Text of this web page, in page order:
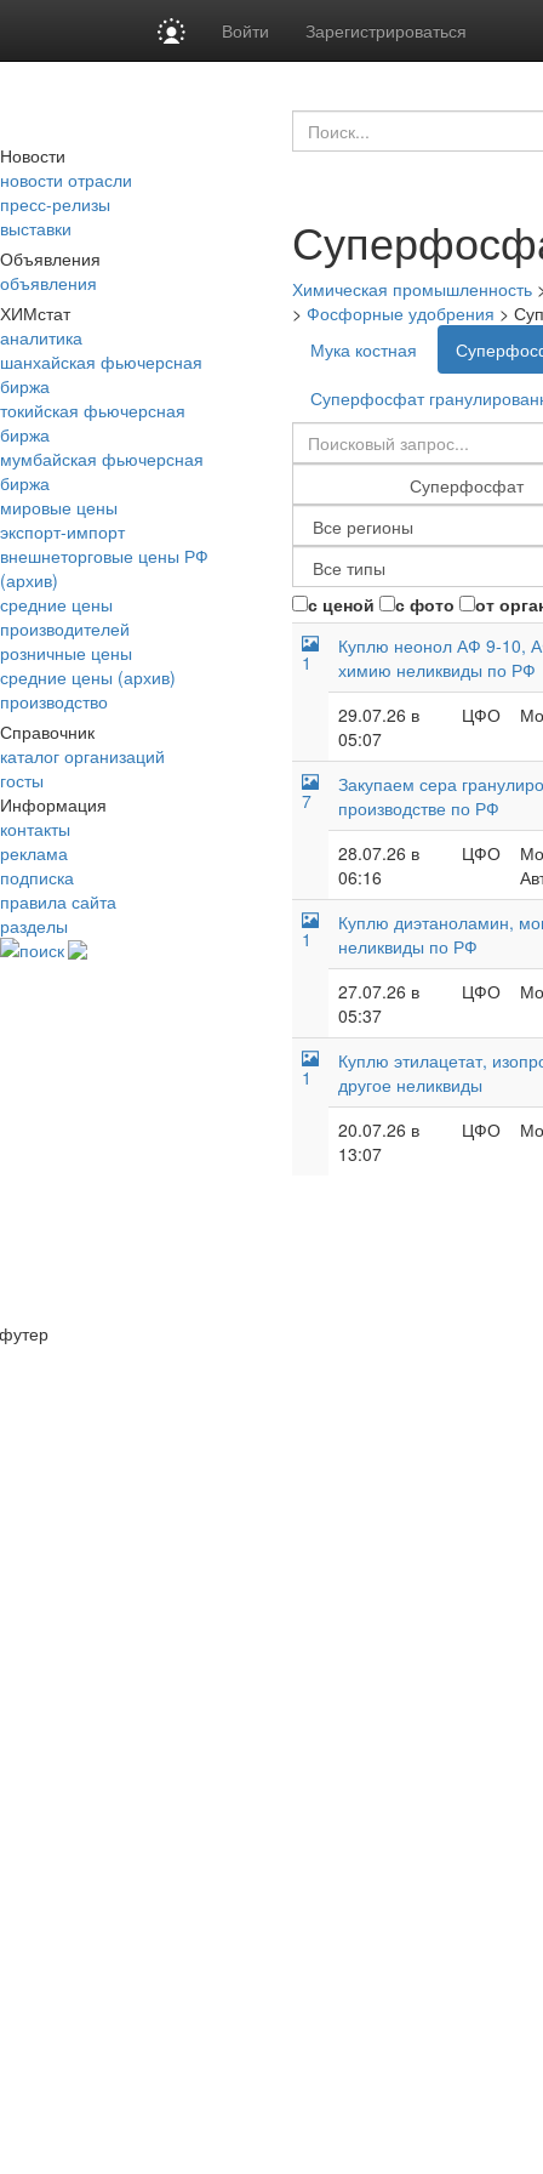
Войти Зарегистрироваться
Новости
новости отрасли
пресс-релизы
выставки
Объявления
объявления
ХИМстат
аналитика
шанхайская фьючерсная
биржа
токийская фьючерсная
биржа
мумбайская фьючерсная
биржа
мировые цены
экспорт-импорт
внешнеторговые цены РФ
(архив)
средние цены
производителей
розничные цены
средние цены (архив)
производство
Справочник
каталог организаций
госты
Информация
контакты
реклама
подписка
правила сайта
разделы
поиск
Химическая промышленность
> Фосфорные удобрения >
Мука костная
Суперфосфат
с ценой с фото от
1
Куплю неонол АФ 9-10,
химию неликвиды по РФ
29.07.26 в
05:07
ЦФО
7
Закупаем сера
производстве по РФ
28.07.26 в
06:16
ЦФО
1
Куплю диэтаноламин,
неликвиды по РФ
27.07.26 в
05:37
ЦФО
1
Куплю этилацетат,
другое неликвиды
20.07.26 в
13:07
ЦФО
футер